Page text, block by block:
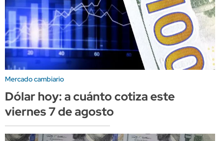
Mercado cambiario
Dólar hoy: a cuánto cotiza este
viernes 7 de agosto